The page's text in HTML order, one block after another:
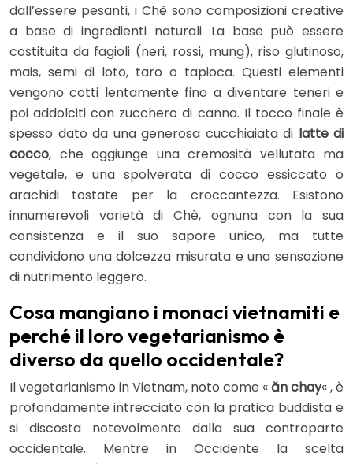
dall’essere pesanti, i Chè sono composizioni creative
a base di ingredienti naturali. La base può essere
costituita da fagioli (neri, rossi, mung), riso glutinoso,
mais, semi di loto, taro o tapioca. Questi elementi
vengono cotti lentamente fino a diventare teneri e
poi addolciti con zucchero di canna. Il tocco finale è
spesso dato da una generosa cucchiaiata di latte di
cocco, che aggiunge una cremosità vellutata ma
vegetale, e una spolverata di cocco essiccato o
arachidi tostate per la croccantezza. Esistono
innumerevoli varietà di Chè, ognuna con la sua
consistenza e il suo sapore unico, ma tutte
condividono una dolcezza misurata e una sensazione
di nutrimento leggero.
Cosa mangiano i monaci vietnamiti e
perché il loro vegetarianismo è
diverso da quello occidentale?
Il vegetarianismo in Vietnam, noto come «ăn chay« , è
profondamente intrecciato con la pratica buddista e
si discosta notevolmente dalla sua controparte
occidentale. Mentre in Occidente la scelta